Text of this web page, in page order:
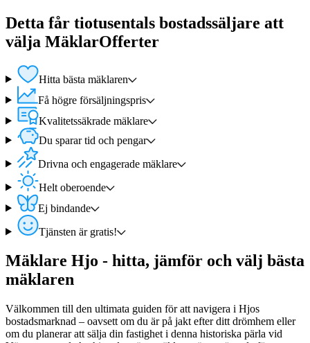
Detta får tiotusentals bostadssäljare att
välja MäklarOfferter
Hitta bästa mäklaren
Få högre försäljningspris
Kvalitetssäkrade mäklare
Du sparar tid och pengar
Drivna och engagerade mäklare
Helt oberoende
Ej bindande
Tjänsten är gratis!
Mäklare Hjo - hitta, jämför och välj bästa
mäklaren
Välkommen till den ultimata guiden för att navigera i Hjos
bostadsmarknad – oavsett om du är på jakt efter ditt drömhem eller
om du planerar att sälja din fastighet i denna historiska pärla vid